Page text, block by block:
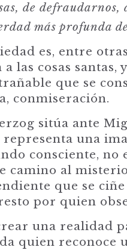
dedefraudarnos,
más profunda
es, entre
las cosas
que se
conmiseración.
sitúa ante
representa una
consciente,
camino al
que se
por quien
una realidad
quien reconoce